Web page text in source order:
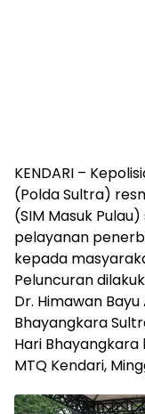
KENDARI –
(Polda Sultra)
(SIM Masuk
pelayanan
kepada
Peluncuran
Dr. Himawan Bayu
Bhayangkara
Hari Bhayangkara
MTQ Kendari,